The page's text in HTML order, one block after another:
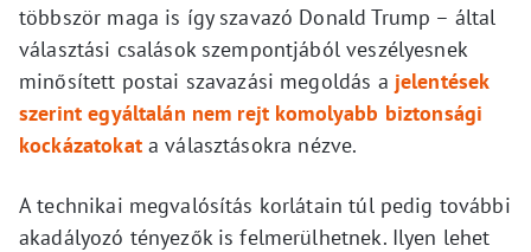
többször maga is így szavazó Donald Trump – által
választási csalások szempontjából veszélyesnek
minősített postai szavazási megoldás a jelentések
szerint egyáltalán nem rejt komolyabb biztonsági
kockázatokata választásokra nézve.
A technikai megvalósítás korlátain túl pedig további
akadályozó tényezők is felmerülhetnek. Ilyen lehet